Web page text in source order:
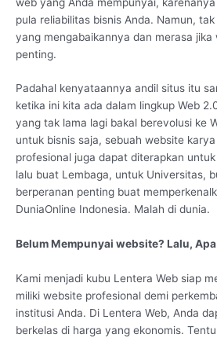
pula reliabilitas bisnis Anda. Namun,
yang mengabaikannya dan merasa
penting.
Padahal kenyataannya andil situs itu
ketika ini kita ada dalam lingkup Web
yang tak lama lagi bakal berevolusi ke
untuk bisnis saja, sebuah website
profesional juga dapat diterapkan
lalu buat Lembaga, untuk Universitas,
berperanan penting buat
DuniaOnline Indonesia. Malah di dunia.
Belum Mempunyai website? Lalu,
Kami menjadi kubu Lentera Web siap
miliki website profesional demi
institusi Anda. Di Lentera Web, Anda
berkelas di harga yang ekonomis.